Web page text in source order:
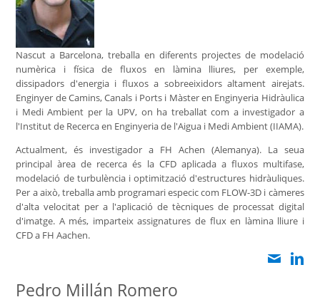
Nascut a Barcelona, treballa en diferents projectes de modelació
numèrica i física de fluxos en làmina lliures, per exemple,
dissipadors d'energia i fluxos a sobreeixidors altament airejats.
Enginyer de Camins, Canals i Ports i Màster en Enginyeria Hidràulica
i Medi Ambient per la UPV, on ha treballat com a investigador a
l'Institut de Recerca en Enginyeria de l'Aigua i Medi Ambient (IIAMA).
Actualment, és investigador a FH Achen (Alemanya). La seua
principal àrea de recerca és la CFD aplicada a fluxos multifase,
modelació de turbulència i optimització d'estructures hidràuliques.
Per a això, treballa amb programari especic com FLOW-3D i càmeres
d'alta velocitat per a l'aplicació de tècniques de processat digital
d'imatge. A més, imparteix assignatures de flux en làmina lliure i
CFD a FH Aachen.
Pedro Millán Romero